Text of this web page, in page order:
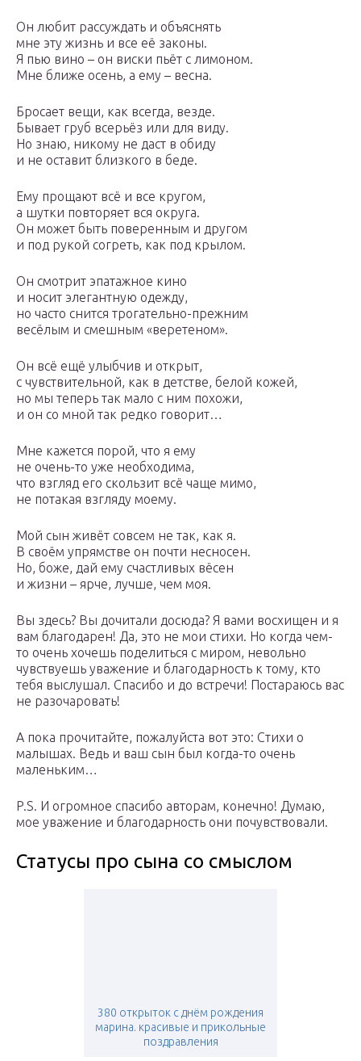
Он любит рассуждать и объяснять
мне эту жизнь и все её законы.
Я пью вино – он виски пьёт с лимоном.
Мне ближе осень, а ему – весна.
Бросает вещи, как всегда, везде.
Бывает груб всерьёз или для виду.
Но знаю, никому не даст в обиду
и не оставит близкого в беде.
Ему прощают всё и все кругом,
а шутки повторяет вся округа.
Он может быть поверенным и другом
и под рукой согреть, как под крылом.
Он смотрит эпатажное кино
и носит элегантную одежду,
но часто снится трогательно-прежним
весёлым и смешным «веретеном».
Он всё ещё улыбчив и открыт,
с чувствительной, как в детстве, белой кожей,
но мы теперь так мало с ним похожи,
и он со мной так редко говорит…
Мне кажется порой, что я ему
не очень-то уже необходима,
что взгляд его скользит всё чаще мимо,
не потакая взгляду моему.
Мой сын живёт совсем не так, как я.
В своём упрямстве он почти несносен.
Но, боже, дай ему счастливых вёсен
и жизни – ярче, лучше, чем моя.
Вы здесь? Вы дочитали досюда? Я вами восхищен и я
вам благодарен! Да, это не мои стихи. Но когда чем-
то очень хочешь поделиться с миром, невольно
чувствуешь уважение и благодарность к тому, кто
тебя выслушал. Спасибо и до встречи! Постараюсь вас
не разочаровать!
А пока прочитайте, пожалуйста вот это: Стихи о
малышах. Ведь и ваш сын был когда-то очень
маленьким…
P.S. И огромное спасибо авторам, конечно! Думаю,
мое уважение и благодарность они почувствовали.
Статусы про сына со смыслом
380 открыток с днём рождения
марина. красивые и прикольные
поздравления